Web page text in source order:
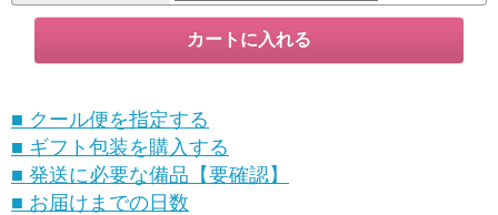
■ クール便を指定する
■ ギフト包装を購入する
■ 発送に必要な備品【要確認】
■ お届けまでの日数